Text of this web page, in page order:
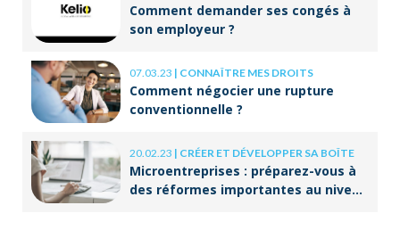
Comment demander ses congés à
son employeur ?
07.03.23 | CONNAÎTRE MES DROITS
Comment négocier une rupture
conventionnelle ?
20.02.23 | CRÉER ET DÉVELOPPER SA BOÎTE
Microentreprises : préparez-vous à
des réformes importantes au niveau